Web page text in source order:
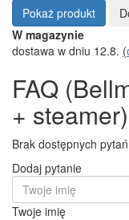
Pokaż produkt
W magazynie
dostawa w dniu 12.8. (
FAQ
+ steamer)
Brak dostępnych
Dodaj pytanie
Twoje imię